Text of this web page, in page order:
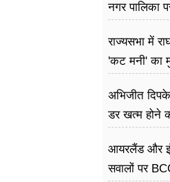
नगर पालिका
राज्यसभा में
'कट मनी' का
अभिजीत
डर खत्म होने
आयरलैंड और
सवालों पर